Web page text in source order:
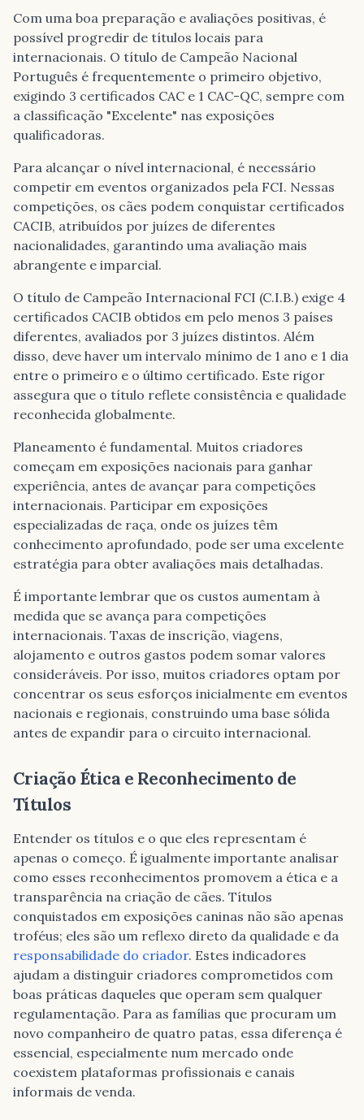
Com uma boa preparação e avaliações positivas, é
possível progredir de títulos locais para
internacionais. O título de Campeão Nacional
Português é frequentemente o primeiro objetivo,
exigindo 3 certificados CAC e 1 CAC-QC, sempre com
a classificação "Excelente" nas exposições
qualificadoras.
Para alcançar o nível internacional, é necessário
competir em eventos organizados pela FCI. Nessas
competições, os cães podem conquistar certificados
CACIB, atribuídos por juízes de diferentes
nacionalidades, garantindo uma avaliação mais
abrangente e imparcial.
O título de Campeão Internacional FCI (C.I.B.) exige 4
certificados CACIB obtidos em pelo menos 3 países
diferentes, avaliados por 3 juízes distintos. Além
disso, deve haver um intervalo mínimo de 1 ano e 1 dia
entre o primeiro e o último certificado. Este rigor
assegura que o título reflete consistência e qualidade
reconhecida globalmente.
Planeamento é fundamental. Muitos criadores
começam em exposições nacionais para ganhar
experiência, antes de avançar para competições
internacionais. Participar em exposições
especializadas de raça, onde os juízes têm
conhecimento aprofundado, pode ser uma excelente
estratégia para obter avaliações mais detalhadas.
É importante lembrar que os custos aumentam à
medida que se avança para competições
internacionais. Taxas de inscrição, viagens,
alojamento e outros gastos podem somar valores
consideráveis. Por isso, muitos criadores optam por
concentrar os seus esforços inicialmente em eventos
nacionais e regionais, construindo uma base sólida
antes de expandir para o circuito internacional.
Criação Ética e Reconhecimento de
Títulos
Entender os títulos e o que eles representam é
apenas o começo. É igualmente importante analisar
como esses reconhecimentos promovem a ética e a
transparência na criação de cães. Títulos
conquistados em exposições caninas não são apenas
troféus; eles são um reflexo direto da qualidade e da
responsabilidade do criador. Estes indicadores
ajudam a distinguir criadores comprometidos com
boas práticas daqueles que operam sem qualquer
regulamentação. Para as famílias que procuram um
novo companheiro de quatro patas, essa diferença é
essencial, especialmente num mercado onde
coexistem plataformas profissionais e canais
informais de venda.